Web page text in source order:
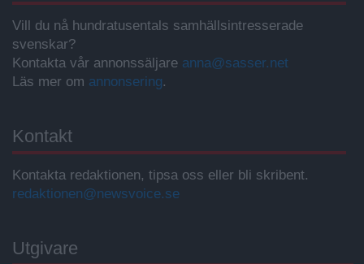
Vill du nå hundratusentals samhällsintresserade
svenskar?
Kontakta vår annonssäljare anna@sasser.net
Läs mer om annonsering.
Kontakt
Kontakta redaktionen, tipsa oss eller bli skribent.
redaktionen@newsvoice.se
Utgivare